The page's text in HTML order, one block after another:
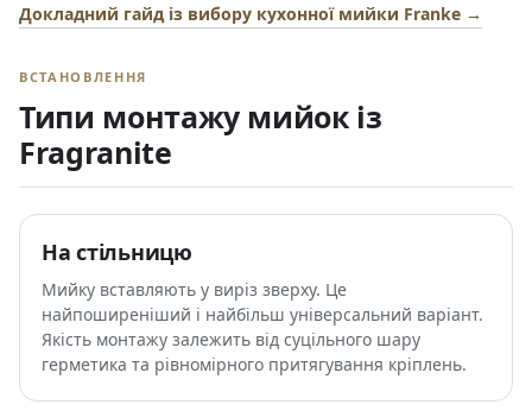
Докладний гайд із вибору кухонної мийки Franke →
ВСТАНОВЛЕННЯ
Типи монтажу мийок із
Fragranite
На стільницю
Мийку вставляють у виріз зверху. Це
найпоширеніший і найбільш універсальний варіант.
Якість монтажу залежить від суцільного шару
герметика та рівномірного притягування кріплень.